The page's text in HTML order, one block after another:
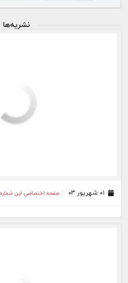
نشریه‌ها
صفحه اختصاصی این شماره